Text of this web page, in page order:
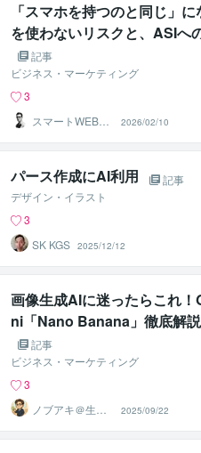
「スマホを持つのと同じ」
を使わないリスクと、ASIへ
ウン記事
ビジネス・マーケティング
3
スマートWEB制
作のサキヤマ
2026/02/10
パース作成にAI利用
記事
デザイン・イラスト
3
SK KGS 2025/12/12
画像生成AIに迷ったらこれ
ni「Nano Banana」徹底解説
記事
ビジネス・マーケティング
3
ノブアキ＠生成A
I活用サポート
2025/09/22